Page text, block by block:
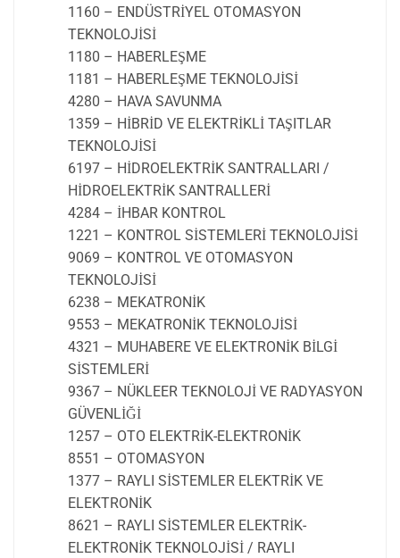
1160 – ENDÜSTRİYEL OTOMASYON
TEKNOLOJİSİ
1180 – HABERLEŞME
1181 – HABERLEŞME TEKNOLOJİSİ
4280 – HAVA SAVUNMA
1359 – HİBRİD VE ELEKTRİKLİ TAŞITLAR
TEKNOLOJİSİ
6197 – HİDROELEKTRİK SANTRALLARI /
HİDROELEKTRİK SANTRALLERİ
4284 – İHBAR KONTROL
1221 – KONTROL SİSTEMLERİ TEKNOLOJİSİ
9069 – KONTROL VE OTOMASYON
TEKNOLOJİSİ
6238 – MEKATRONİK
9553 – MEKATRONİK TEKNOLOJİSİ
4321 – MUHABERE VE ELEKTRONİK BİLGİ
SİSTEMLERİ
9367 – NÜKLEER TEKNOLOJİ VE RADYASYON
GÜVENLİĞİ
1257 – OTO ELEKTRİK-ELEKTRONİK
8551 – OTOMASYON
1377 – RAYLI SİSTEMLER ELEKTRİK VE
ELEKTRONİK
8621 – RAYLI SİSTEMLER ELEKTRİK-
ELEKTRONİK TEKNOLOJİSİ / RAYLI